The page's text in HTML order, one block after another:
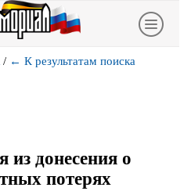
/ ← К результатам поиска
донесения о
потерях